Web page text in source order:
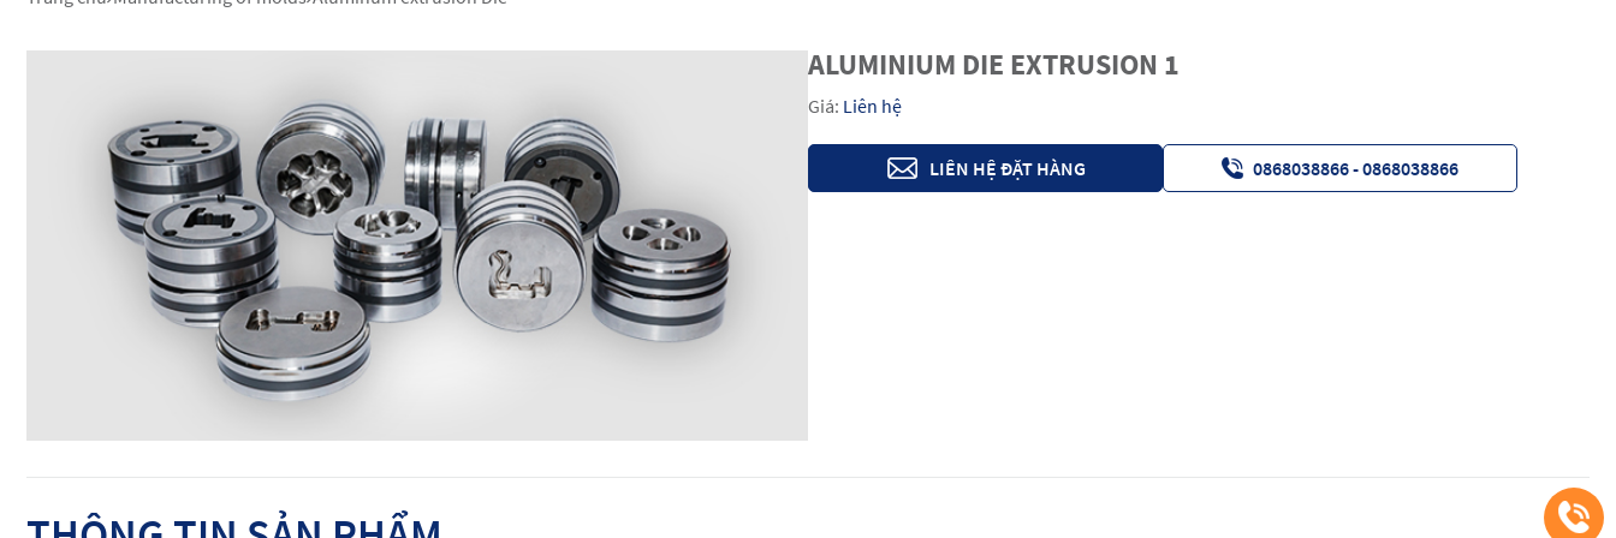
ALUMINIUM DIE EXTRUSION 1
Giá: Liên hệ
LIÊN HỆ ĐẶT HÀNG 0868038866 - 0868038866